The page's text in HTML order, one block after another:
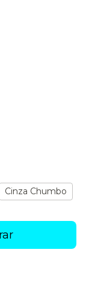
Cinza Chumbo